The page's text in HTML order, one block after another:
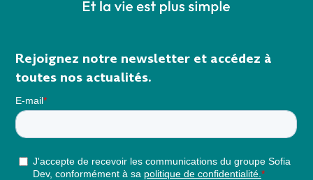
Rejoignez notre newsletter et accédez à
toutes nos actualités.